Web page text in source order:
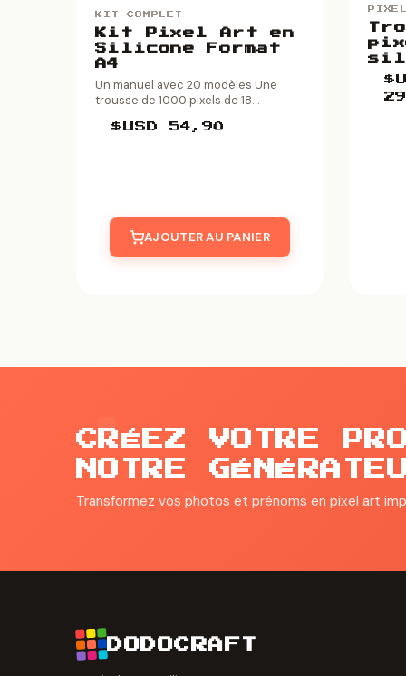
KIT COMPLET
Kit Pixel Art en
Silicone Format
A4
Un manuel avec 20 modèles Une
trousse de 1000 pixels de 18...
$USD54,90
AJOUTER AU PANIER
CRÉEZ VOTRE
NOTRE
Transformez vos photos et prénoms en pixel art
DODOCRAFT